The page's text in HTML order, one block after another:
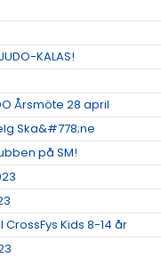
KALAS!
Årsmöte 28 april
Ska&#778;ne
på SM!
CrossFys Kids 8-14 år